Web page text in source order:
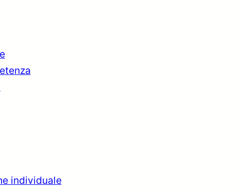
individuale